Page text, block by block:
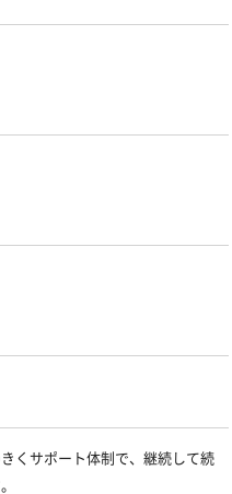
くサポート体制で、継続して続